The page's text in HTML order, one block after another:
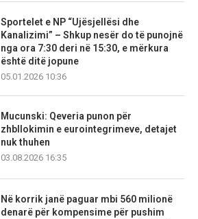
Sportelet e NP “Ujësjellësi dhe
Kanalizimi” – Shkup nesër do të punojnë
nga ora 7:30 deri në 15:30, e mërkura
është ditë jopune
05.01.2026 10:36
Mucunski: Qeveria punon për
zhbllokimin e eurointegrimeve, detajet
nuk thuhen
03.08.2026 16:35
Në korrik janë paguar mbi 560 milionë
denarë për kompensime për pushim